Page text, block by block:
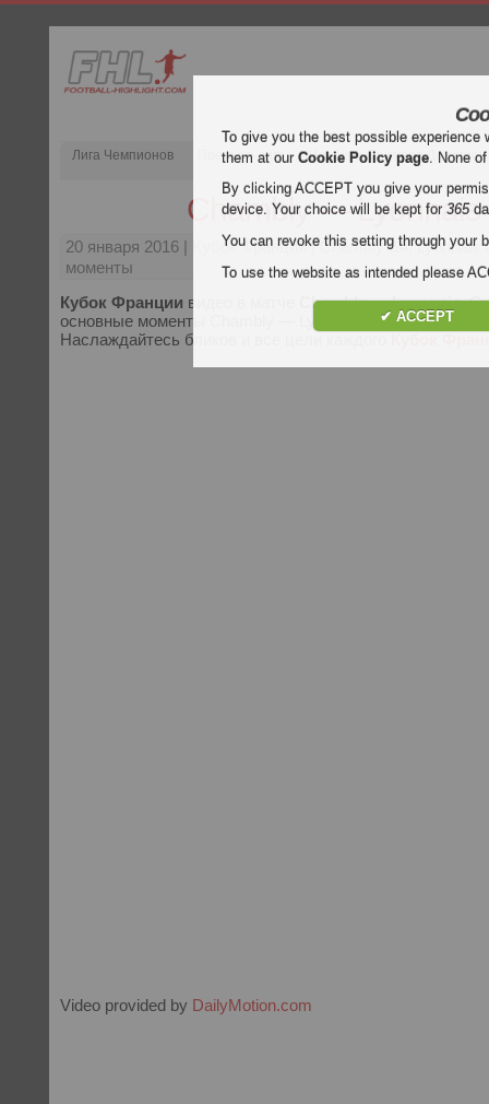
Лига Чемпионов Премьер-лига Испания Примера Дивизион
Chambly — Lyonnais
20 января 2016 | Кубок Франции | Chambly &#;
моменты
Кубок Франции видео в матче Chambly — Lyonnais.
основные моменты Chambly — Lyonnais бесплатно на
Наслаждайтесь бликов и все цели каждого
Video provided by DailyMotion.com
To give you the best possible
them at ourCookie Policy page. None
By clicking ACCEPT you give your
device. Your choice will be kept for365
You can revoke this setting through your
To use the website as intended please
✔ ACCEPT